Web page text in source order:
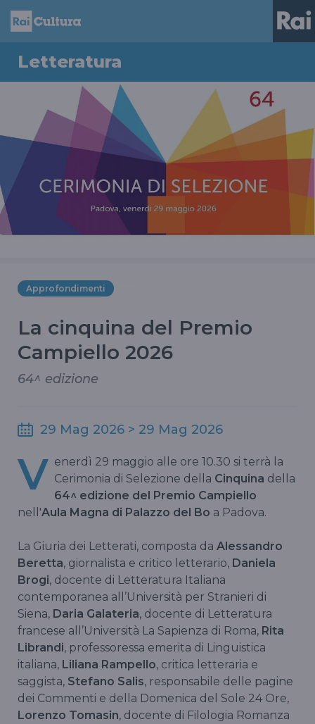
Letteratura
Approfondimenti
La cinquina del Premio
Campiello 2026
64^ edizione
29 Mag 2026 > 29 Mag 2026
V enerdì 29 maggio alle ore 10.30 si terrà la
Cerimonia di Selezione della Cinquina della
64^ edizione del Premio Campiello
nell'Aula Magna di Palazzo del Bo a Padova.
La Giuria dei Letterati, composta da Alessandro
Beretta, giornalista e critico letterario, Daniela
Brogi, docente di Letteratura Italiana
contemporanea all’Università per Stranieri di
Siena, Daria Galateria, docente di Letteratura
francese all’Università La Sapienza di Roma, Rita
Librandi, professoressa emerita di Linguistica
italiana, Liliana Rampello, critica letteraria e
saggista, Stefano Salis, responsabile delle pagine
dei Commenti e della Domenica del Sole 24 Ore,
Lorenzo Tomasin, docente di Filologia Romanza